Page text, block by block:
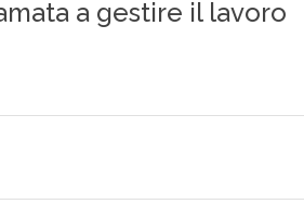
a gestire il lavoro